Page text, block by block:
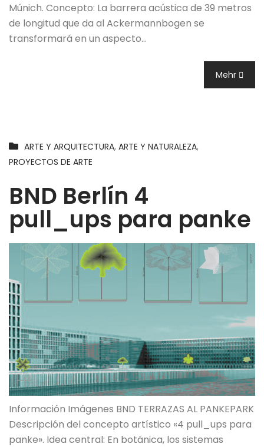
Múnich. Concepto: La barrera acústica de 39 metros
de longitud que da al Ackermannbogen se
transformará en un aspecto…
Mehr
ARTE Y ARQUITECTURA, ARTE Y NATURALEZA,
PROYECTOS DE ARTE
BND Berlín 4
pull_ups para panke
Información Imágenes BND TERRAZAS AL PANKEPARK
Descripción del concepto artístico «4 pull_ups para
panke». Idea central: En botánica, los sistemas